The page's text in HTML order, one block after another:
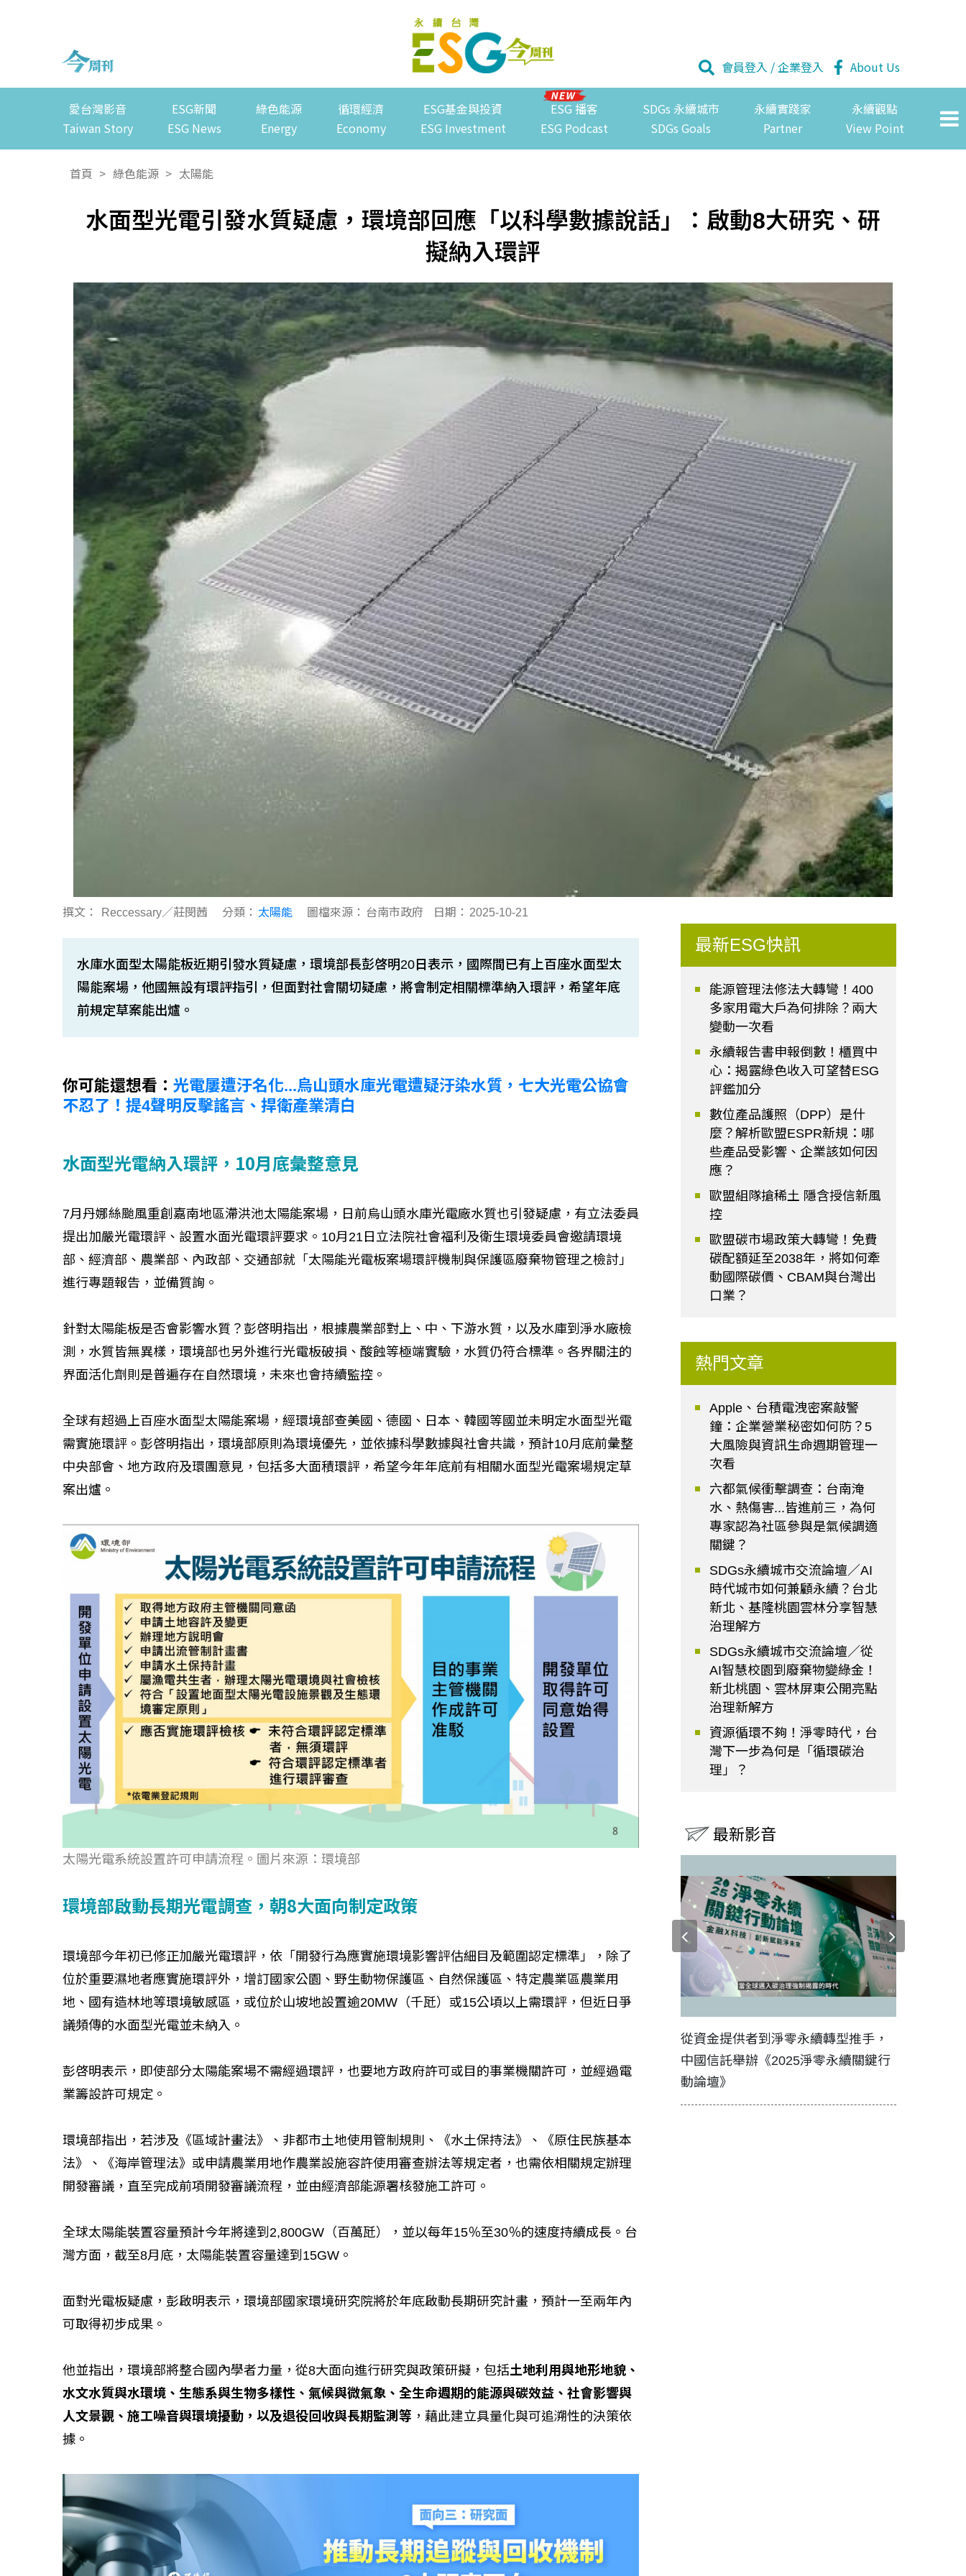
會員登入 /企業登入 About Us
愛台灣影音
Taiwan Story
ESG新聞
ESG News
綠色能源
Energy
循環經濟
Economy
ESG基金與投資
ESG Investment
ESG 播客
ESG Podcast
SDGs 永續城市
SDGs Goals
永續實踐家
Partner
永續觀點
View Point
首頁 > 綠色能源 > 太陽能
水面型光電引發水質疑慮，環境部回應「以科學數據說話」：啟動8大研究、研
擬納入環評
撰文： Reccessary／莊閔茜 分類： 太陽能 圖檔來源： 台南市政府 日期： 2025-10-21
水庫水面型太陽能板近期引發水質疑慮，環境部長彭啓明20日表示，國際間已有上百座水面型太
陽能案場，他國無設有環評指引，但面對社會關切疑慮，將會制定相關標準納入環評，希望年底
前規定草案能出爐。
你可能還想看： 光電屢遭汙名化...烏山頭水庫光電遭疑汙染水質，七大光電公協會
不忍了！提4聲明反擊謠言、捍衛產業清白
水面型光電納入環評，10月底彙整意見
7月丹娜絲颱風重創嘉南地區滯洪池太陽能案場，日前烏山頭水庫光電廠水質也引發疑慮，有立法委員
提出加嚴光電環評、設置水面光電環評要求。10月21日立法院社會福利及衛生環境委員會邀請環境
部、經濟部、農業部、內政部、交通部就「太陽能光電板案場環評機制與保護區廢棄物管理之檢討」
進行專題報告，並備質詢。
針對太陽能板是否會影響水質？彭啓明指出，根據農業部對上、中、下游水質，以及水庫到淨水廠檢
測，水質皆無異樣，環境部也另外進行光電板破損、酸蝕等極端實驗，水質仍符合標準。各界關注的
界面活化劑則是普遍存在自然環境，未來也會持續監控。
全球有超過上百座水面型太陽能案場，經環境部查美國、德國、日本、韓國等國並未明定水面型光電
需實施環評。彭啓明指出，環境部原則為環境優先，並依據科學數據與社會共識，預計10月底前彙整
中央部會、地方政府及環團意見，包括多大面積環評，希望今年年底前有相關水面型光電案場規定草
案出爐。
太陽光電系統設置許可申請流程。圖片來源：環境部
環境部啟動長期光電調查，朝8大面向制定政策
環境部今年初已修正加嚴光電環評，依「開發行為應實施環境影響評估細目及範圍認定標準」，除了
位於重要濕地者應實施環評外，增訂國家公園、野生動物保護區、自然保護區、特定農業區農業用
地、國有造林地等環境敏感區，或位於山坡地設置逾20MW（千瓩）或15公頃以上需環評，但近日爭
議頻傳的水面型光電並未納入。
彭啓明表示，即使部分太陽能案場不需經過環評，也要地方政府許可或目的事業機關許可，並經過電
業籌設許可規定。
環境部指出，若涉及《區域計畫法》、非都市土地使用管制規則、《水土保持法》、《原住民族基本
法》、《海岸管理法》或申請農業用地作農業設施容許使用審查辦法等規定者，也需依相關規定辦理
開發審議，直至完成前項開發審議流程，並由經濟部能源署核發施工許可。
全球太陽能裝置容量預計今年將達到2,800GW（百萬瓩），並以每年15％至30％的速度持續成長。台
灣方面，截至8月底，太陽能裝置容量達到15GW。
面對光電板疑慮，彭啟明表示，環境部國家環境研究院將於年底啟動長期研究計畫，預計一至兩年內
可取得初步成果。
他並指出，環境部將整合國內學者力量，從8大面向進行研究與政策研擬，包括土地利用與地形地貌、
水文水質與水環境、生態系與生物多樣性、氣候與微氣象、全生命週期的能源與碳效益、社會影響與
人文景觀、施工噪音與環境擾動，以及退役回收與長期監測等 ，藉此建立具量化與可追溯性的決策依
據。
最新ESG快訊
能源管理法修法大轉彎！400
多家用電大戶為何排除？兩大
變動一次看
永續報告書申報倒數！櫃買中
心：揭露綠色收入可望替ESG
評鑑加分
數位產品護照（DPP）是什
麼？解析歐盟ESPR新規：哪
些產品受影響、企業該如何因
應？
歐盟組隊搶稀土 隱含授信新風
控
歐盟碳市場政策大轉彎！免費
碳配額延至2038年，將如何牽
動國際碳價、CBAM與台灣出
口業？
熱門文章
Apple、台積電洩密案敲警
鐘：企業營業秘密如何防？5
大風險與資訊生命週期管理一
次看
六都氣候衝擊調查：台南淹
水、熱傷害...皆進前三，為何
專家認為社區參與是氣候調適
關鍵？
SDGs永續城市交流論壇／AI
時代城市如何兼顧永續？台北
新北、基隆桃園雲林分享智慧
治理解方
SDGs永續城市交流論壇／從
AI智慧校園到廢棄物變綠金！
新北桃園、雲林屏東公開亮點
治理新解方
資源循環不夠！淨零時代，台
灣下一步為何是「循環碳治
理」？
最新影音
社工如何改變生命的故事
從資金提供者到淨零永續轉型推手，
中國信託舉辦《2025淨零永續關鍵行
動論壇》